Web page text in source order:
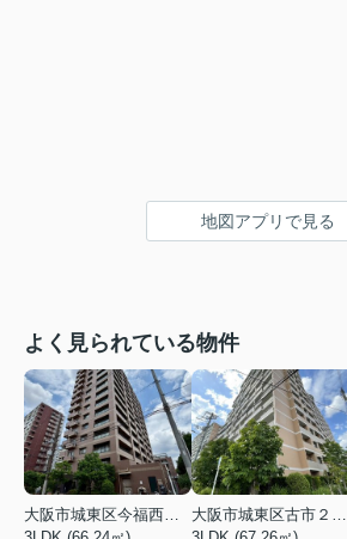
地図アプリで見る
よく見られている物件
大阪市城東区今福西６丁目
大阪市城東区古市２丁目